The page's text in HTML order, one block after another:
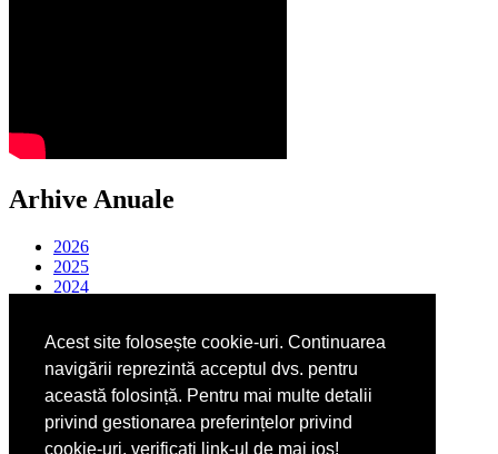
Acest site folosește cookie-uri. Continuarea
navigării reprezintă acceptul dvs. pentru
această folosință. Pentru mai multe detalii
privind gestionarea preferințelor privind
cookie-uri, verificati link-ul de mai jos!
Arhive Anuale
2026
2025
2024
2021
2020
2018
2017
2016